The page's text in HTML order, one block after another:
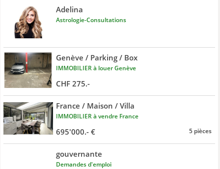
Adelina
Astrologie-Consultations
Genève / Parking / Box
IMMOBILIER à louer Genève
CHF 275.-
France / Maison / Villa
IMMOBILIER à vendre France
695'000.- € 5 pièces
gouvernante
Demandes d'emploi